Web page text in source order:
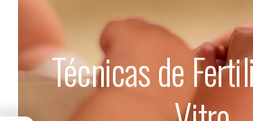
Técnicas de